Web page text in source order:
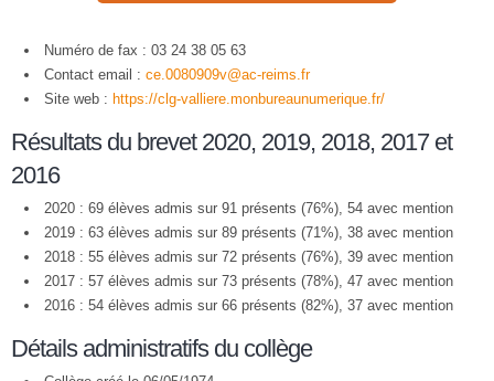
Numéro de fax : 03 24 38 05 63
Contact email : ce.0080909v@ac-reims.fr
Site web : https://clg-valliere.monbureaunumerique.fr/
Résultats du brevet 2020, 2019, 2018, 2017 et
2016
2020 : 69 élèves admis sur 91 présents (76%), 54 avec mention
2019 : 63 élèves admis sur 89 présents (71%), 38 avec mention
2018 : 55 élèves admis sur 72 présents (76%), 39 avec mention
2017 : 57 élèves admis sur 73 présents (78%), 47 avec mention
2016 : 54 élèves admis sur 66 présents (82%), 37 avec mention
Détails administratifs du collège